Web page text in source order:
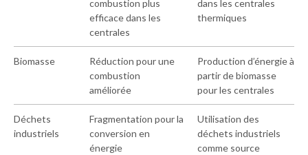
combustion plus
efficace dans les
centrales
dans les centrales
thermiques
Biomasse
Réduction pour une
combustion
améliorée
Production d’énergie à
partir de biomasse
pour les centrales
Déchets
industriels
Fragmentation pour la
conversion en
énergie
Utilisation des
déchets industriels
comme source